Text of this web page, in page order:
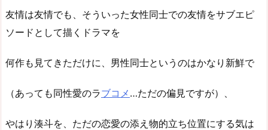
友情は友情でも、そういった女性同士での友情をサブエピ
ソードとして描くドラマを
何作も見てきただけに、男性同士というのはかなり新鮮で
（あっても同性愛のラブコメ …ただの偏見ですが）、
やはり湊斗を、ただの恋愛の添え物的立ち位置にする気は